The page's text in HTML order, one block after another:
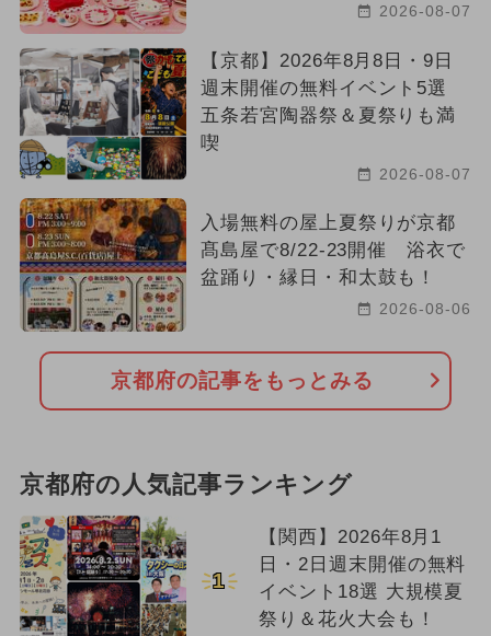
2026-08-07
【京都】2026年8月8日・9日
週末開催の無料イベント5選
五条若宮陶器祭＆夏祭りも満
喫
2026-08-07
入場無料の屋上夏祭りが京都
髙島屋で8/22-23開催 浴衣で
盆踊り・縁日・和太鼓も！
2026-08-06
京都府の記事をもっとみる
京都府の人気記事ランキング
1
【関西】2026年8月1
日・2日週末開催の無料
イベント18選 大規模夏
祭り＆花火大会も！